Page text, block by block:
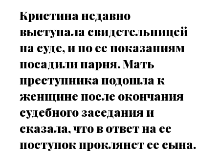
Кристина недавно
выступала свидетельницей
на суде, и по ее показаниям
посадили парня. Мать
преступника подошла к
женщине после окончания
судебного заседания и
сказала, что в ответ на ее
поступок проклянет ее сына.